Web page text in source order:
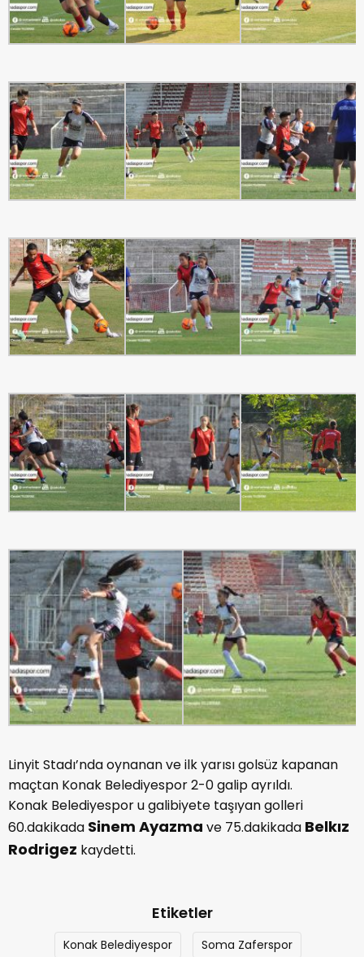
Linyit Stadı’nda oynanan ve ilk yarısı golsüz kapanan
maçtan Konak Belediyespor 2-0 galip ayrıldı.
Konak Belediyespor u galibiyete taşıyan golleri
60.dakikada Sinem Ayazma ve 75.dakikada Belkız
Rodrigez kaydetti.
Etiketler
Konak Belediyespor
Soma Zaferspor